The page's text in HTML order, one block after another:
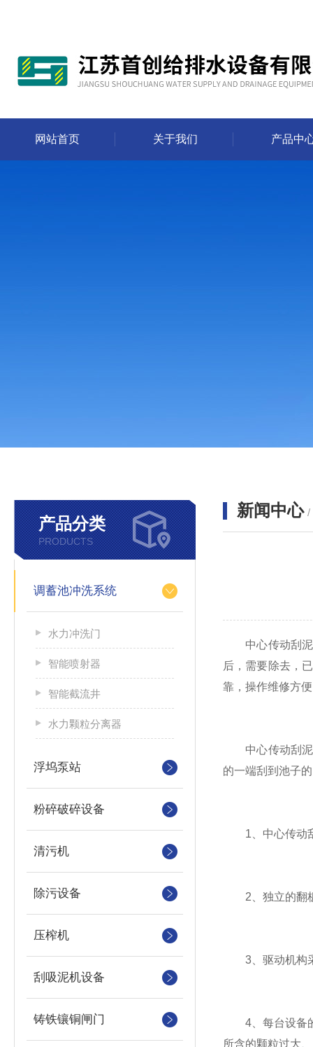
网站首页 关于我们 产品中
产品分类
PRODUCTS
调蓄池冲洗系统
水力冲洗门
智能喷射器
智能截流井
水力颗粒分离器
浮坞泵站
粉碎破碎设备
清污机
除污设备
压榨机
刮吸泥机设备
铸铁镶铜闸门
新闻中心 /
中心传动刮泥
后，需要除去，
靠，操作维修方
中心传动刮泥
的一端刮到池子
1、中心传动刮
2、独立的翻板
3、驱动机构采
4、每台设备的
所含的颗粒过大